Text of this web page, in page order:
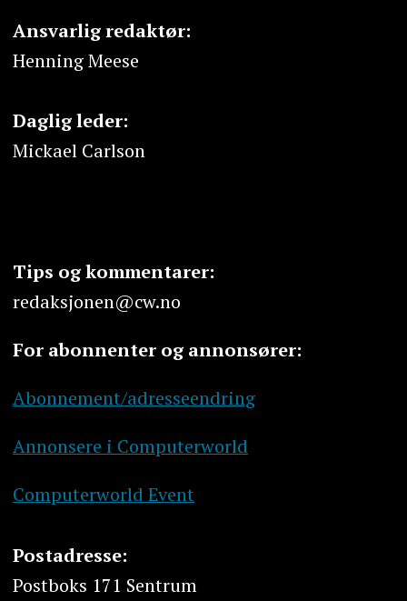
Ansvarlig redaktør:
Henning Meese
Daglig leder:
Mickael Carlson
Tips og kommentarer:
redaksjonen@cw.no
For abonnenter og annonsører:
Abonnement/adresseendring
Annonsere i Computerworld
Computerworld Event
Postadresse:
Postboks 171 Sentrum